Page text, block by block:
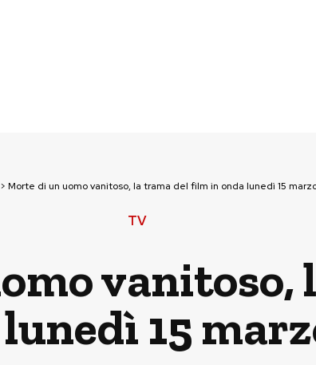
Morte di un uomo vanitoso, la trama del film in onda lunedì 15
TV
vanitoso,
15